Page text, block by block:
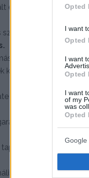
Opted
I want
Opted
I want
Opted
I want
of my
was
Opted
Google
egyedi és különleges
választéka
színre, illetve
technológiát
Önnek a teljes
az
szolgáltatás,